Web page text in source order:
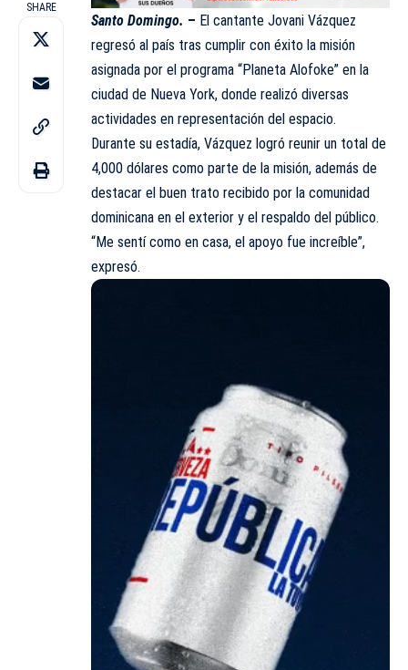
SHARE
Santo Domingo. – El cantante Jovani Vázquez
regresó al país tras cumplir con éxito la misión
asignada por el programa “Planeta Alofoke” en la
ciudad de Nueva York, donde realizó diversas
actividades en representación del espacio.
Durante su estadía, Vázquez logró reunir un total de
4,000 dólares como parte de la misión, además de
destacar el buen trato recibido por la comunidad
dominicana en el exterior y el respaldo del público.
“Me sentí como en casa, el apoyo fue increíble”,
expresó.